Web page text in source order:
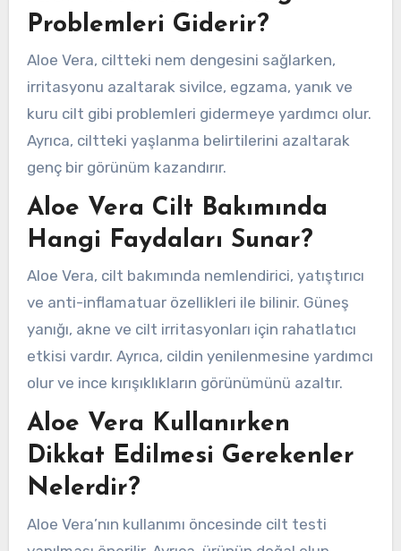
Problemleri Giderir?
Aloe Vera, ciltteki nem dengesini sağlarken,
irritasyonu azaltarak sivilce, egzama, yanık ve
kuru cilt gibi problemleri gidermeye yardımcı olur.
Ayrıca, ciltteki yaşlanma belirtilerini azaltarak
genç bir görünüm kazandırır.
Aloe Vera Cilt Bakımında
Hangi Faydaları Sunar?
Aloe Vera, cilt bakımında nemlendirici, yatıştırıcı
ve anti-inflamatuar özellikleri ile bilinir. Güneş
yanığı, akne ve cilt irritasyonları için rahatlatıcı
etkisi vardır. Ayrıca, cildin yenilenmesine yardımcı
olur ve ince kırışıklıkların görünümünü azaltır.
Aloe Vera Kullanırken
Dikkat Edilmesi Gerekenler
Nelerdir?
Aloe Vera’nın kullanımı öncesinde cilt testi